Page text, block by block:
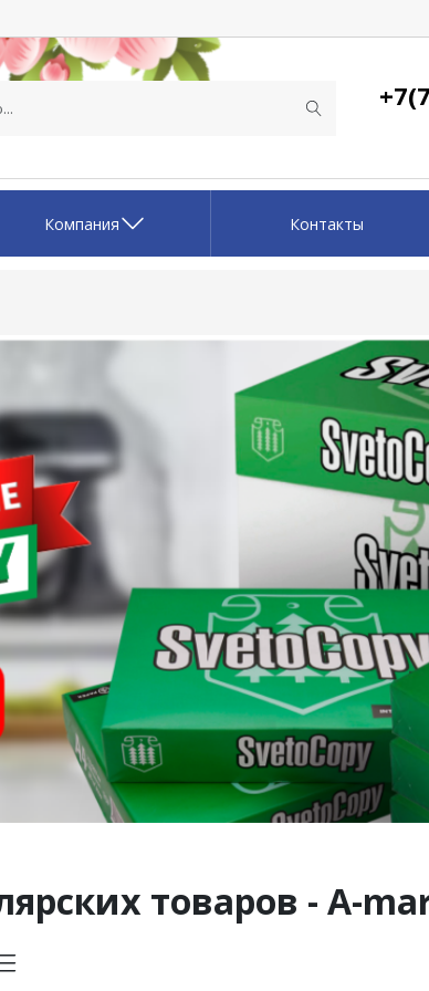
Компания Контакты
товаров - A-